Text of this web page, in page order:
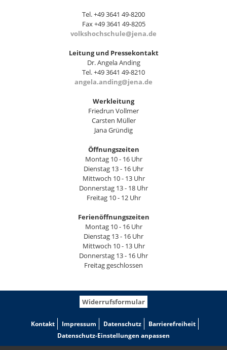
Tel. +49 3641 49-8200
Fax +49 3641 49-8205
volkshochschule@jena.de
Leitung und Pressekontakt
Dr. Angela Anding
Tel. +49 3641 49-8210
angela.anding@jena.de
Werkleitung
Friedrun Vollmer
Carsten Müller
Jana Gründig
Öffnungszeiten
Montag 10 - 16 Uhr
Dienstag 13 - 16 Uhr
Mittwoch 10 - 13 Uhr
Donnerstag 13 - 18 Uhr
Freitag 10 - 12 Uhr
Ferienöffnungszeiten
Montag 10 - 16 Uhr
Dienstag 13 - 16 Uhr
Mittwoch 10 - 13 Uhr
Donnerstag 13 - 16 Uhr
Freitag geschlossen
Widerrufsformular
Kontakt Impressum Datenschutz
Barrierefreiheit
Datenschutz-Einstellungen anpassen